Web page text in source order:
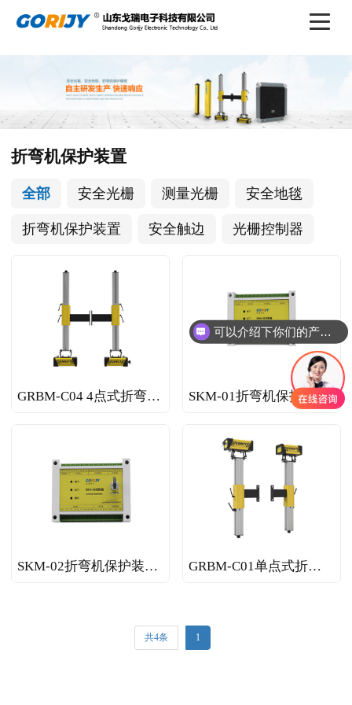
折弯机保护装置
全部 安全光栅 测量光栅 安全地毯
折弯机保护装置 安全触边 光栅控制器
GRBM-C04 4点式折弯机保护装置 SKM-01折弯机保护装置控制器
SKM-02折弯机保护装置控制器 GRBM-C01单点式折弯机保护装置
共4条 1
可以介绍下你们的产品么